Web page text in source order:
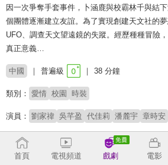
因一次爭奪手套事件，卜涵鹿與校霸林千與結
個團體逐漸建立友誼。為了實現創建天文社的
UFO、調查天文望遠鏡的失蹤。經歷種種冒險
真正意義…
中國 普遍級 38 分鐘
類別： 愛情 校園 時裝
演員： 劉家禕 吳芊盈 代佳莉 潘麓宇 章時安
收回
首頁
電視頻道 戲劇 電影